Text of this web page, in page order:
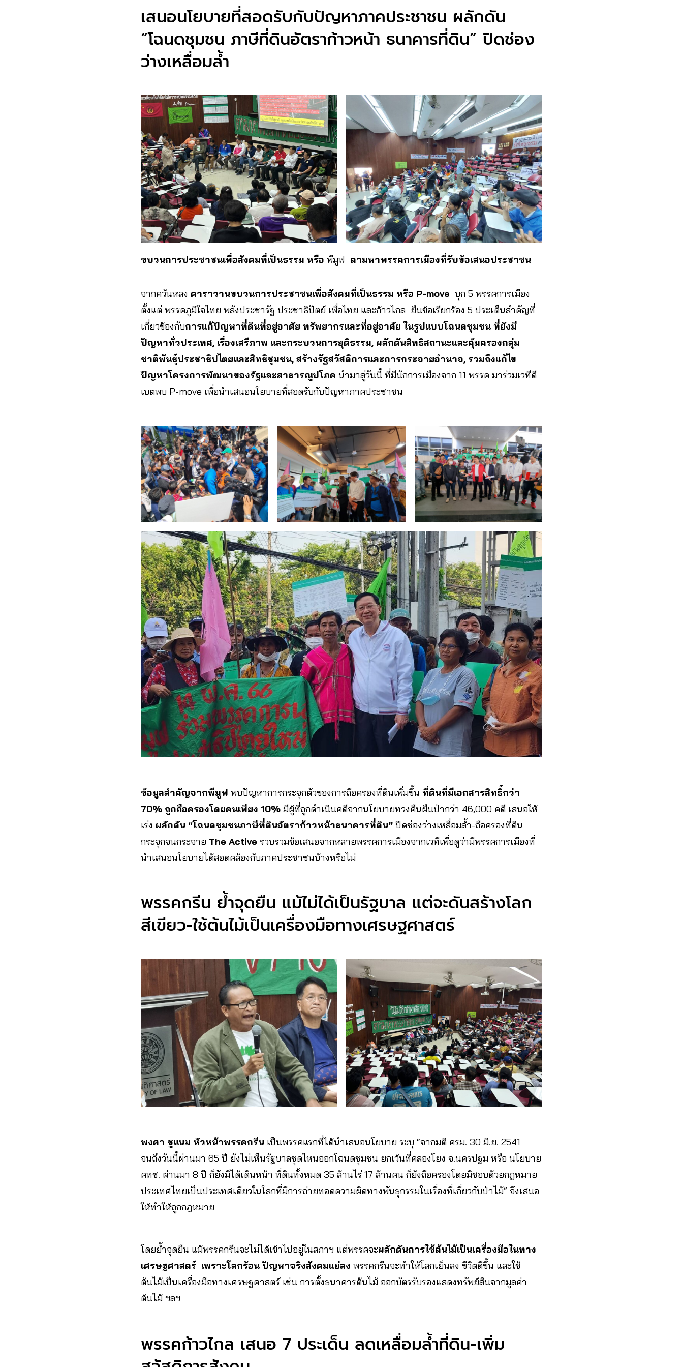
เสนอนโยบายที่สอดรับกับปัญหาภาคประชาชน ผลักดัน
“โฉนดชุมชน ภาษีที่ดินอัตราก้าวหน้า ธนาคารที่ดิน” ปิดช่อง
ว่างเหลื่อมล้ำ
ขบวนการประชาชนเพื่อสังคมที่เป็นธรรม หรือ พีมูฟ ตามหาพรรคการเมืองที่รับข้อเสนอประชาชน
จากควันหลง คาราวานขบวนการประชาชนเพื่อสังคมที่เป็นธรรม หรือ P-move บุก 5 พรรคการเมือง
ตั้งแต่ พรรคภูมิใจไทย พลังประชารัฐ ประชาธิปัตย์ เพื่อไทย และก้าวไกล ยืนข้อเรียกร้อง 5 ประเด็นสำคัญที่
เกี่ยวข้องกับการแก้ปัญหาที่ดินที่อยู่อาศัย ทรัพยากรและที่อยู่อาศัย ในรูปแบบโฉนดชุมชน ที่ยังมี
ปัญหาทั่วประเทศ, เรื่องเสรีภาพ และกระบวนการยุติธรรม, ผลักดันสิทธิสถานะและคุ้มครองกลุ่ม
ชาติพันธุ์ประชาธิปไตยและสิทธิชุมชน, สร้างรัฐสวัสดิการและการกระจายอำนาจ, รวมถึงแก้ไข
ปัญหาโครงการพัฒนาของรัฐและสาธารณูปโภค นำมาสู่วันนี้ ที่มีนักการเมืองจาก 11 พรรค มาร่วมเวทีดี
เบตพบ P-move เพื่อนำเสนอนโยบายที่สอดรับกับปัญหาภาคประชาชน
ข้อมูลสำคัญจากพีมูฟ พบปัญหาการกระจุกตัวของการถือครองที่ดินเพิ่มขึ้น ที่ดินที่มีเอกสารสิทธิ์กว่า
70% ถูกถือครองโดยคนเพียง 10% มีผู้ที่ถูกดำเนินคดีจากนโยบายทวงคืนผืนป่ากว่า 46,000 คดี เสนอให้
เร่ง ผลักดัน “โฉนดชุมชนภาษีที่ดินอัตราก้าวหน้าธนาคารที่ดิน” ปิดช่องว่างเหลื่อมล้ำ-ถือครองที่ดิน
กระจุกจนกระจาย The Active รวบรวมข้อเสนอจากหลายพรรคการเมืองจากเวทีเพื่อดูว่ามีพรรคการเมืองที่
นำเสนอนโยบายได้สอดคล้องกับภาคประชาชนบ้างหรือไม่
พรรคกรีน ย้ำจุดยืน แม้ไม่ได้เป็นรัฐบาล แต่จะดันสร้างโลก
สีเขียว-ใช้ต้นไม้เป็นเครื่องมือทางเศรษฐศาสตร์
พงศา ชูแนม หัวหน้าพรรคกรีน เป็นพรรคแรกที่ได้นำเสนอนโยบาย ระบุ “จากมติ ครม. 30 มิ.ย. 2541
จนถึงวันนี้ผ่านมา 65 ปี ยังไม่เห็นรัฐบาลชุดไหนออกโฉนดชุมชน ยกเว้นที่คลองโยง จ.นครปฐม หรือ นโยบาย
คทช. ผ่านมา 8 ปี ก็ยังมิได้เดินหน้า ที่ดินทั้งหมด 35 ล้านไร่ 17 ล้านคน ก็ยังถือครองโดยมิชอบด้วยกฎหมาย
ประเทศไทยเป็นประเทศเดียวในโลกที่มีการถ่ายทอดความผิดทางพันธุกรรมในเรื่องที่เกี่ยวกับป่าไม้” จึงเสนอ
ให้ทำให้ถูกกฎหมาย
โดยย้ำจุดยืน แม้พรรคกรีนจะไม่ได้เข้าไปอยู่ในสภาฯ แต่พรรคจะผลักดันการใช้ต้นไม้เป็นเครื่องมือในทาง
เศรษฐศาสตร์ เพราะโลกร้อน ปัญหาจริงสังคมแย่ลง พรรคกรีนจะทำให้โลกเย็นลง ขีวิตดีขึ้น และใช้
ต้นไม้เป็นเครื่องมือทางเศรษฐศาสตร์ เช่น การตั้งธนาคารต้นไม้ ออกบัตรรับรองแสดงทรัพย์สินจากมูลค่า
ต้นไม้ ฯลฯ
พรรคก้าวไกล เสนอ 7 ประเด็น ลดเหลื่อมล้ำที่ดิน-เพิ่ม